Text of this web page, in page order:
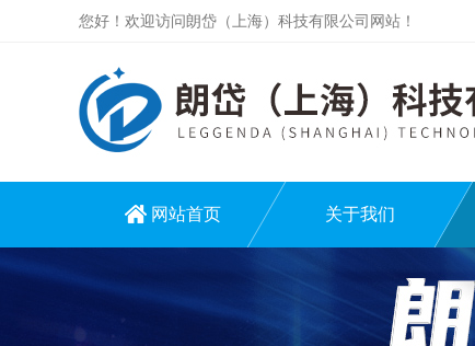
您好！欢迎访问朗岱（上海）科技有限公司网站！
网站首页 关于我们